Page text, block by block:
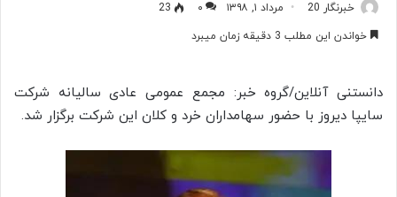
خبرنگار 20 مرداد ۱, ۱۳۹۸ ۰
23
خواندن این مطلب 3 دقیقه زمان میبرد
دانستنی آنلاین/گروه خبر: مجمع عمومی عادی سالیانه شرکت
سایپا دیروز با حضور سهامداران خرد و کلان این شرکت برگزار شد.